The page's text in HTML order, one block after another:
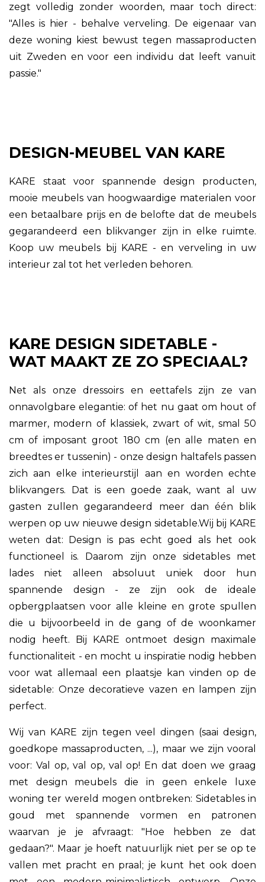
zegt volledig zonder woorden, maar toch direct:
"Alles is hier - behalve verveling. De eigenaar van
deze woning kiest bewust tegen massaproducten
uit Zweden en voor een individu dat leeft vanuit
passie."
DESIGN-MEUBEL VAN KARE
KARE staat voor spannende design producten,
mooie meubels van hoogwaardige materialen voor
een betaalbare prijs en de belofte dat de meubels
gegarandeerd een blikvanger zijn in elke ruimte.
Koop uw meubels bij KARE - en verveling in uw
interieur zal tot het verleden behoren.
KARE DESIGN SIDETABLE -
WAT MAAKT ZE ZO SPECIAAL?
Net als onze dressoirs en eettafels zijn ze van
onnavolgbare elegantie: of het nu gaat om hout of
marmer, modern of klassiek, zwart of wit, smal 50
cm of imposant groot 180 cm (en alle maten en
breedtes er tussenin) - onze design haltafels passen
zich aan elke interieurstijl aan en worden echte
blikvangers. Dat is een goede zaak, want al uw
gasten zullen gegarandeerd meer dan één blik
werpen op uw nieuwe design sidetable.Wij bij KARE
weten dat: Design is pas echt goed als het ook
functioneel is. Daarom zijn onze sidetables met
lades niet alleen absoluut uniek door hun
spannende design - ze zijn ook de ideale
opbergplaatsen voor alle kleine en grote spullen
die u bijvoorbeeld in de gang of de woonkamer
nodig heeft. Bij KARE ontmoet design maximale
functionaliteit - en mocht u inspiratie nodig hebben
voor wat allemaal een plaatsje kan vinden op de
sidetable: Onze decoratieve vazen en lampen zijn
perfect.
Wij van KARE zijn tegen veel dingen (saai design,
goedkope massaproducten, ...), maar we zijn vooral
voor: Val op, val op, val op! En dat doen we graag
met design meubels die in geen enkele luxe
woning ter wereld mogen ontbreken: Sidetables in
goud met spannende vormen en patronen
waarvan je je afvraagt: "Hoe hebben ze dat
gedaan?". Maar je hoeft natuurlijk niet per se op te
vallen met pracht en praal; je kunt het ook doen